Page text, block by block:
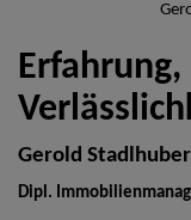
Gerold
Dipl.